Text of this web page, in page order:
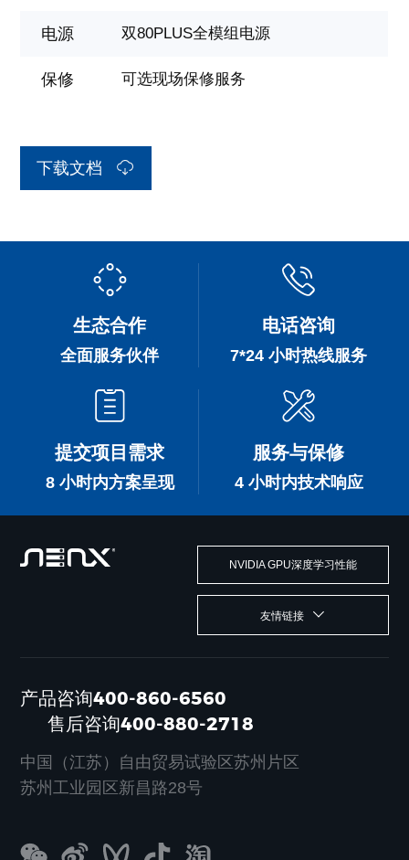
电源 双80PLUS全模组电源
保修 可选现场保修服务
下载文档
生态合作
全面服务伙伴
电话咨询
7*24 小时热线服务
提交项目需求
8 小时内方案呈现
服务与保修
4 小时内技术响应
NVIDIA GPU深度学习性能
友情链接
产品咨询400-860-6560
售后咨询400-880-2718
中国（江苏）自由贸易试验区苏州片区
苏州工业园区新昌路28号